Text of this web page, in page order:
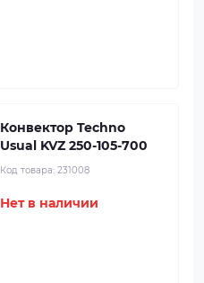
Конвектор Techno
Usual KVZ 250-105-700
Код товара: 231008
Нет в наличии